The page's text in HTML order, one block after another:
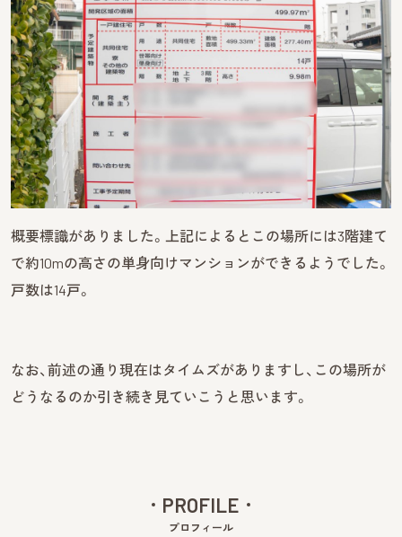
概要標識がありました。上記によるとこの場所には3階建て
で約10mの高さの単身向けマンションができるようでした。
戸数は14戸。
なお、前述の通り現在はタイムズがありますし、この場所が
どうなるのか引き続き見ていこうと思います。
PROFILE
プロフィール